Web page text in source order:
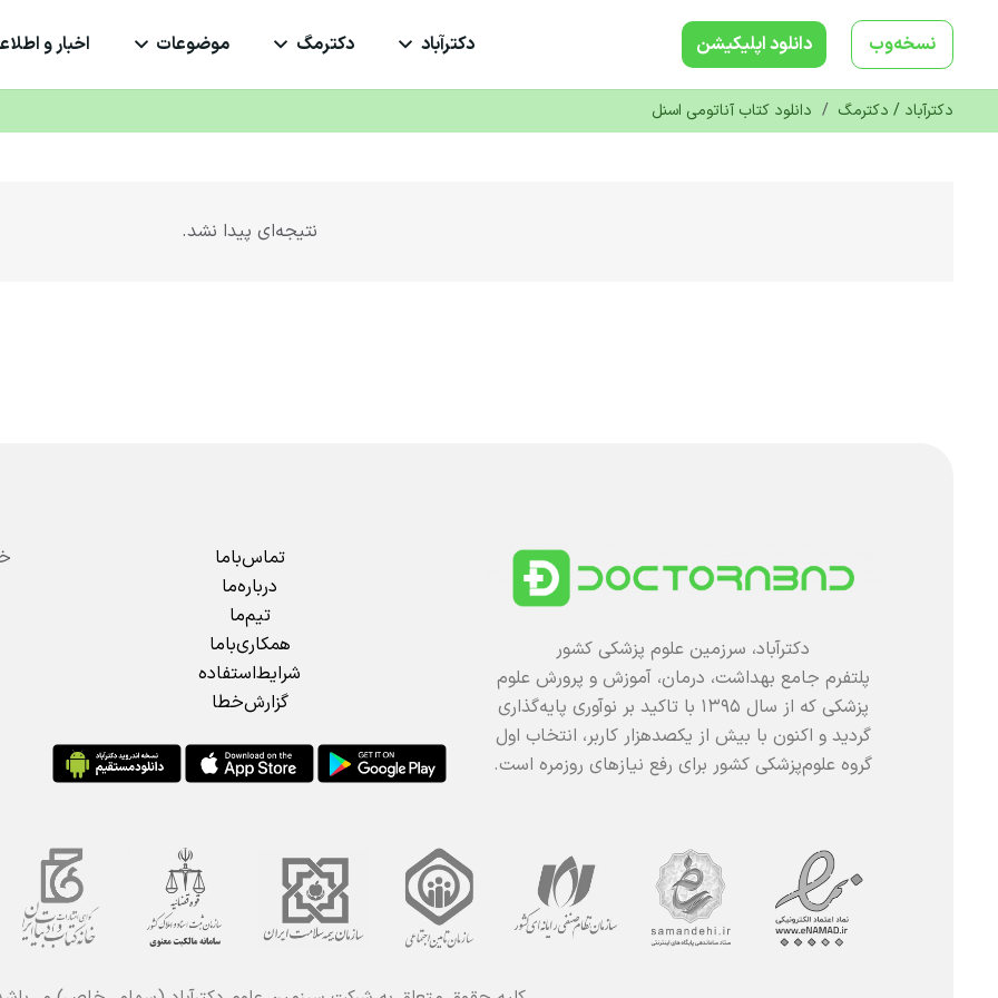
نسخه‌وب دانلود‌ اپلیکیشن دکترآباد دکترمگ موضوعات اخبار و
دکترآباد / دکترمگ / دانلود کتاب آناتومی اسنل
نتیجه‌ای پیدا نشد.
دکترآباد، سرزمین علوم پزشکی کشور
پلتفرم جامع بهداشت، درمان، آموزش و پرورش علوم
پزشکی که از سال ۱۳۹۵ با تاکید بر نوآوری پایه‌گذاری
گردید و اکنون با بیش از یکصدهزار کاربر، انتخاب اول
گروه علوم‌پزشکی کشور برای رفع نیازهای روزمره است.
تماس‌باما
درباره‌ما
تیم‌ما
همکاری‌باما
شرایط‌استفاده
گزارش‌خطا